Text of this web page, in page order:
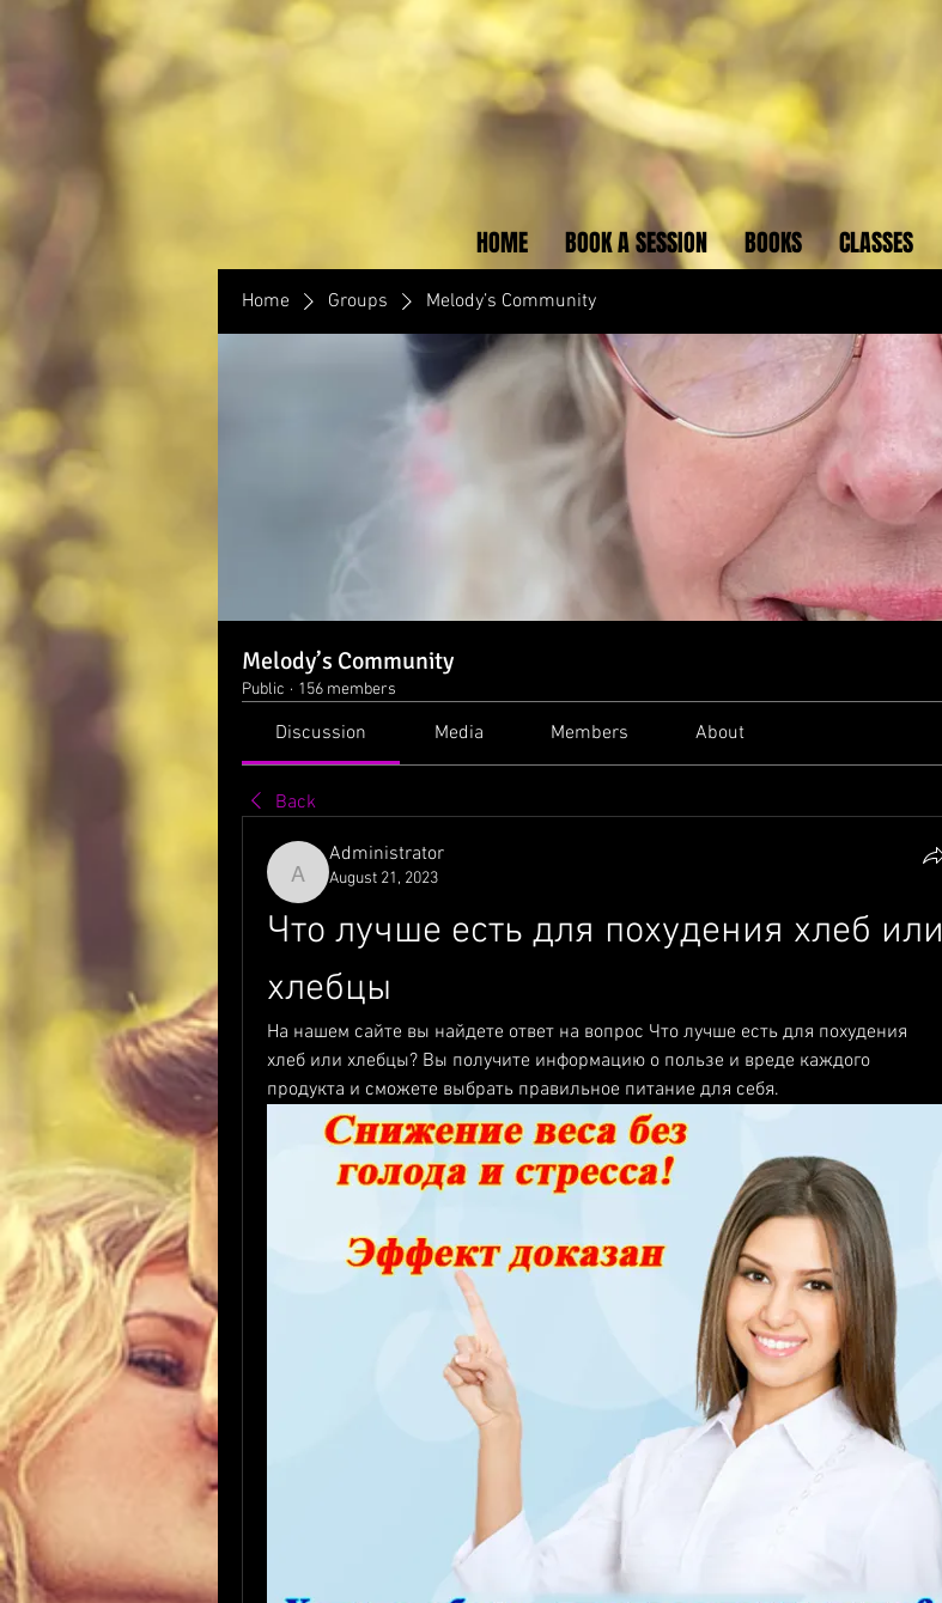
HOME BOOK A SESSION BOOKS CLASSES
Home Groups Melody’s Community
Melody’s Community
Public · 156 members
Discussion Media Members About
Back
Administrator
Administrator
August 21, 2023
Что лучше есть для похудения хлеб или
хлебцы
На нашем сайте вы найдете ответ на вопрос Что лучше есть для похудения
хлеб или хлебцы? Вы получите информацию о пользе и вреде каждого
продукта и сможете выбрать правильное питание для себя.